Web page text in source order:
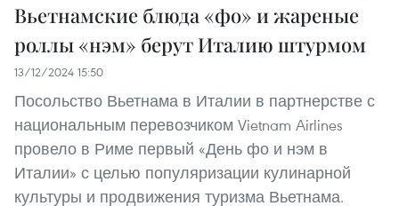
Вьетнамские блюда «фо» и жареные
роллы «нэм» берут Италию штурмом
13/12/2024 15:50
Посольство Вьетнама в Италии в партнерстве с
национальным перевозчиком Vietnam Airlines
провело в Риме первый «День фо и нэм в
Италии» с целью популяризации кулинарной
культуры и продвижения туризма Вьетнама.